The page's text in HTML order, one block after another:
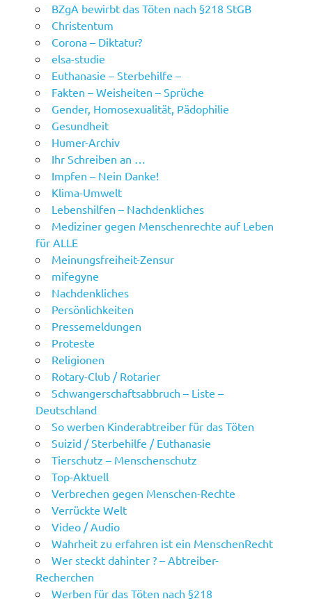
BZgA bewirbt das Töten nach §218 StGB
Christentum
Corona – Diktatur?
elsa-studie
Euthanasie – Sterbehilfe –
Fakten – Weisheiten – Sprüche
Gender, Homosexualität, Pädophilie
Gesundheit
Humer-Archiv
Ihr Schreiben an …
Impfen – Nein Danke!
Klima-Umwelt
Lebenshilfen – Nachdenkliches
Mediziner gegen Menschenrechte auf Leben
für ALLE
Meinungsfreiheit-Zensur
mifegyne
Nachdenkliches
Persönlichkeiten
Pressemeldungen
Proteste
Religionen
Rotary-Club / Rotarier
Schwangerschaftsabbruch – Liste –
Deutschland
So werben Kinderabtreiber für das Töten
Suizid / Sterbehilfe / Euthanasie
Tierschutz – Menschenschutz
Top-Aktuell
Verbrechen gegen Menschen-Rechte
Verrückte Welt
Video / Audio
Wahrheit zu erfahren ist ein MenschenRecht
Wer steckt dahinter ? – Abtreiber-
Recherchen
Werben für das Töten nach §218